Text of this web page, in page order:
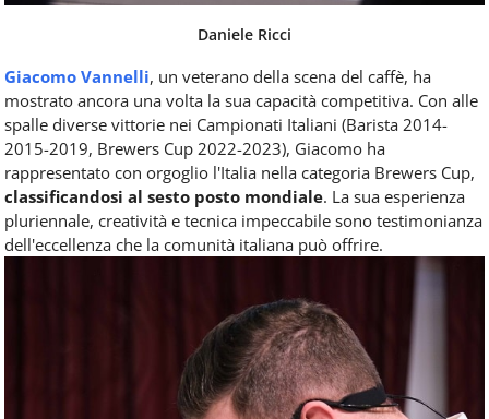
Daniele Ricci
Giacomo Vannelli, un veterano della scena del caffè, ha
mostrato ancora una volta la sua capacità competitiva. Con alle
spalle diverse vittorie nei Campionati Italiani (Barista 2014-
2015-2019, Brewers Cup 2022-2023), Giacomo ha
rappresentato con orgoglio l'Italia nella categoria Brewers Cup,
classificandosi al sesto posto mondiale. La sua esperienza
pluriennale, creatività e tecnica impeccabile sono testimonianza
dell'eccellenza che la comunità italiana può offrire.